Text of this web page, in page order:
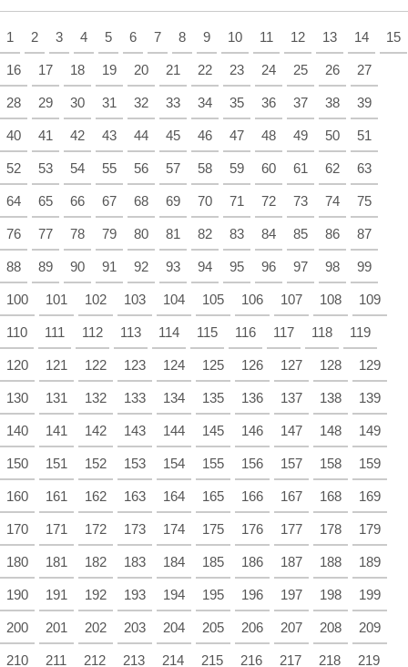
1 2 3 4 5 6 7 8 9 10 11 12 13 14 15
16 17 18 19 20 21 22 23 24 25 26 27
28 29 30 31 32 33 34 35 36 37 38 39
40 41 42 43 44 45 46 47 48 49 50 51
52 53 54 55 56 57 58 59 60 61 62 63
64 65 66 67 68 69 70 71 72 73 74 75
76 77 78 79 80 81 82 83 84 85 86 87
88 89 90 91 92 93 94 95 96 97 98 99
100 101 102 103 104 105 106 107 108 109
110 111 112 113 114 115 116 117 118 119
120 121 122 123 124 125 126 127 128 129
130 131 132 133 134 135 136 137 138 139
140 141 142 143 144 145 146 147 148 149
150 151 152 153 154 155 156 157 158 159
160 161 162 163 164 165 166 167 168 169
170 171 172 173 174 175 176 177 178 179
180 181 182 183 184 185 186 187 188 189
190 191 192 193 194 195 196 197 198 199
200 201 202 203 204 205 206 207 208 209
210 211 212 213 214 215 216 217 218 219